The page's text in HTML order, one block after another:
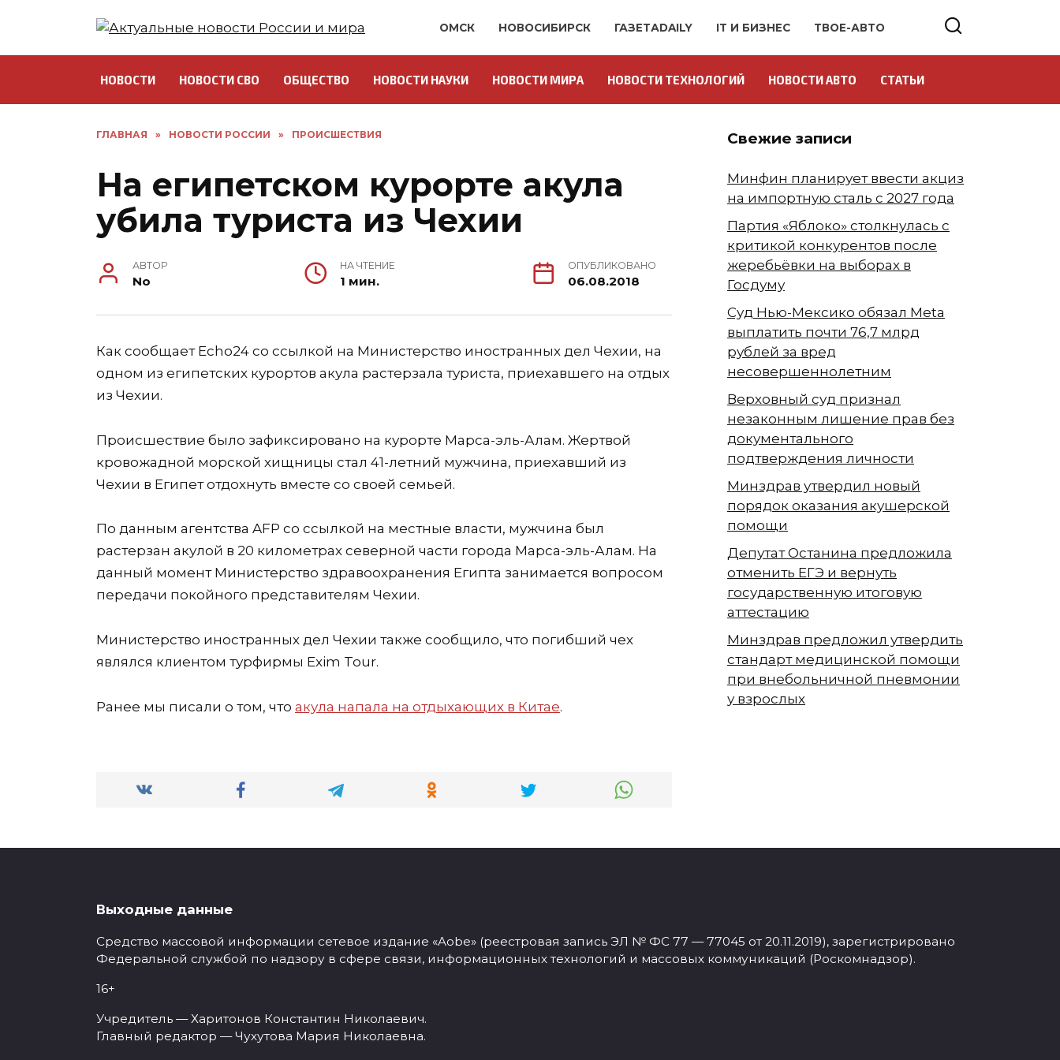
ОМСК НОВОСИБИРСК ГАЗЕТАDAILY IT И БИЗНЕС ТВОЕ-АВТО
НОВОСТИ НОВОСТИ СВО ОБЩЕСТВО НОВОСТИ НАУКИ НОВОСТИ МИРА НОВОСТИ ТЕХНОЛОГИЙ НОВОСТИ АВТО СТАТЬИ
ГЛАВНАЯ » НОВОСТИ РОССИИ » ПРОИСШЕСТВИЯ
На египетском курорте акула
убила туриста из Чехии
АВТОР
No
НА ЧТЕНИЕ
1 мин.
ОПУБЛИКОВАНО
06.08.2018
Как сообщает Echo24 со ссылкой на Министерство иностранных дел Чехии, на
одном из египетских курортов акула растерзала туриста, приехавшего на отдых
из Чехии.
Происшествие было зафиксировано на курорте Марса-эль-Алам. Жертвой
кровожадной морской хищницы стал 41-летний мужчина, приехавший из
Чехии в Египет отдохнуть вместе со своей семьей.
По данным агентства AFP со ссылкой на местные власти, мужчина был
растерзан акулой в 20 километрах северной части города Марса-эль-Алам. На
данный момент Министерство здравоохранения Египта занимается вопросом
передачи покойного представителям Чехии.
Министерство иностранных дел Чехии также сообщило, что погибший чех
являлся клиентом турфирмы Exim Tour.
Ранее мы писали о том, что акула напала на отдыхающих в Китае.
Свежие записи
Минфин планирует ввести акциз
на импортную сталь с 2027 года
Партия «Яблоко» столкнулась с
критикой конкурентов после
жеребьёвки на выборах в
Госдуму
Суд Нью-Мексико обязал Meta
выплатить почти 76,7 млрд
рублей за вред
несовершеннолетним
Верховный суд признал
незаконным лишение прав без
документального
подтверждения личности
Минздрав утвердил новый
порядок оказания акушерской
помощи
Депутат Останина предложила
отменить ЕГЭ и вернуть
государственную итоговую
аттестацию
Минздрав предложил утвердить
стандарт медицинской помощи
при внебольничной пневмонии
у взрослых
Выходные данные
Средство массовой информации сетевое издание «Aobe» (реестровая запись ЭЛ № ФС 77 — 77045 от 20.11.2019), зарегистрировано
Федеральной службой по надзору в сфере связи, информационных технологий и массовых коммуникаций (Роскомнадзор).
16+
Учредитель — Харитонов Константин Николаевич.
Главный редактор — Чухутова Мария Николаевна.